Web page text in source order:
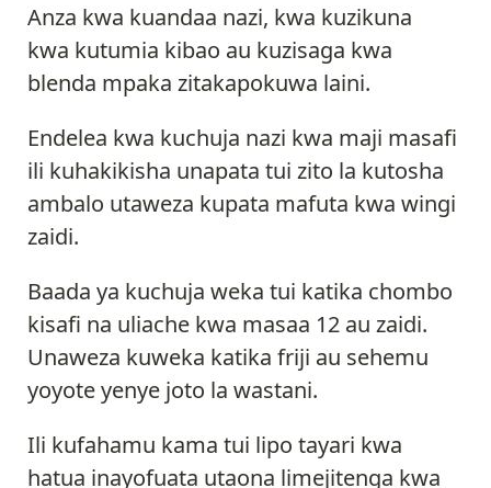
Anza kwa kuandaa nazi, kwa kuzikuna
kwa kutumia kibao au kuzisaga kwa
blenda mpaka zitakapokuwa laini.
Endelea kwa kuchuja nazi kwa maji masafi
ili kuhakikisha unapata tui zito la kutosha
ambalo utaweza kupata mafuta kwa wingi
zaidi.
Baada ya kuchuja weka tui katika chombo
kisafi na uliache kwa masaa 12 au zaidi.
Unaweza kuweka katika friji au sehemu
yoyote yenye joto la wastani.
Ili kufahamu kama tui lipo tayari kwa
hatua inayofuata utaona limejitenga kwa